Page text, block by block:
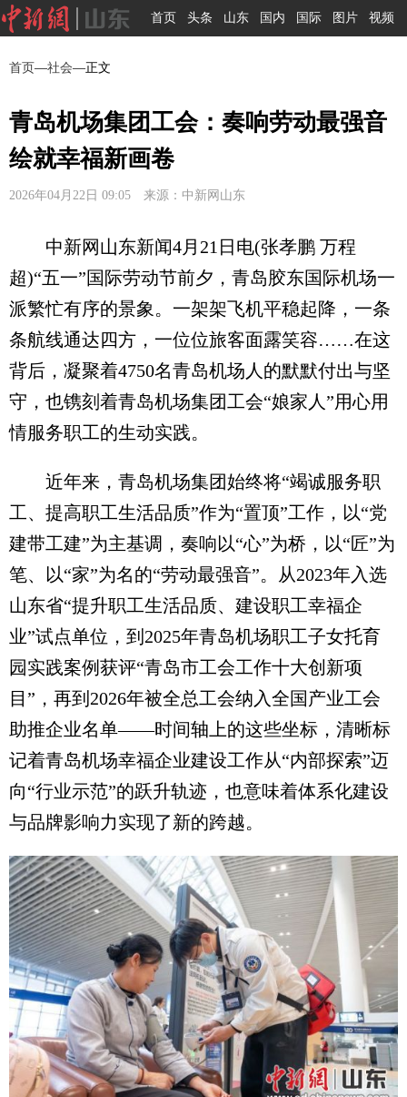
首页 头条 山东 国内 国际 图片 视频
首页—社会—正文
青岛机场集团工会：奏响劳动最强音
绘就幸福新画卷
2026年04月22日 09:05 来源：中新网山东
中新网山东新闻4月21日电(张孝鹏 万程
超)“五一”国际劳动节前夕，青岛胶东国际机场一
派繁忙有序的景象。一架架飞机平稳起降，一条
条航线通达四方，一位位旅客面露笑容……在这
背后，凝聚着4750名青岛机场人的默默付出与坚
守，也镌刻着青岛机场集团工会“娘家人”用心用
情服务职工的生动实践。
近年来，青岛机场集团始终将“竭诚服务职
工、提高职工生活品质”作为“置顶”工作，以“党
建带工建”为主基调，奏响以“心”为桥，以“匠”为
笔、以“家”为名的“劳动最强音”。从2023年入选
山东省“提升职工生活品质、建设职工幸福企
业”试点单位，到2025年青岛机场职工子女托育
园实践案例获评“青岛市工会工作十大创新项
目”，再到2026年被全总工会纳入全国产业工会
助推企业名单——时间轴上的这些坐标，清晰标
记着青岛机场幸福企业建设工作从“内部探索”迈
向“行业示范”的跃升轨迹，也意味着体系化建设
与品牌影响力实现了新的跨越。